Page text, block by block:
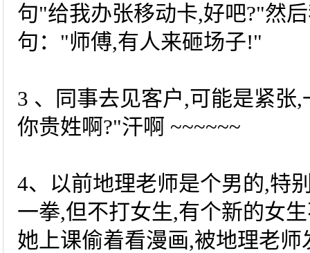
句"给我办张移动卡,好吧?"然
句："师傅,有人来砸场子!"
3 、同事去见客户,可能是紧张
你贵姓啊?"汗啊 ~~~~~~
4、以前地理老师是个男的,特
一拳,但不打女生,有个新的女
她上课偷着看漫画,被地理老